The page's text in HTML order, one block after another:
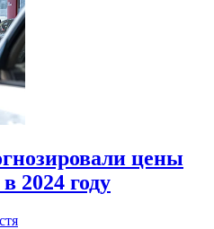
цены
2024 году